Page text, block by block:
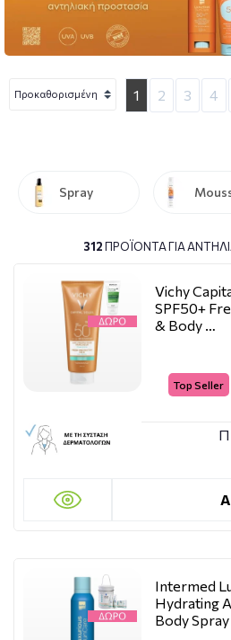
1 2 3 4
Spray
312ΠΡΟΪΌΝΤΑ ΓΙΑ
Vichy
SPF50+
& Body …
Top Seller
Intermed
Hydrating
Body